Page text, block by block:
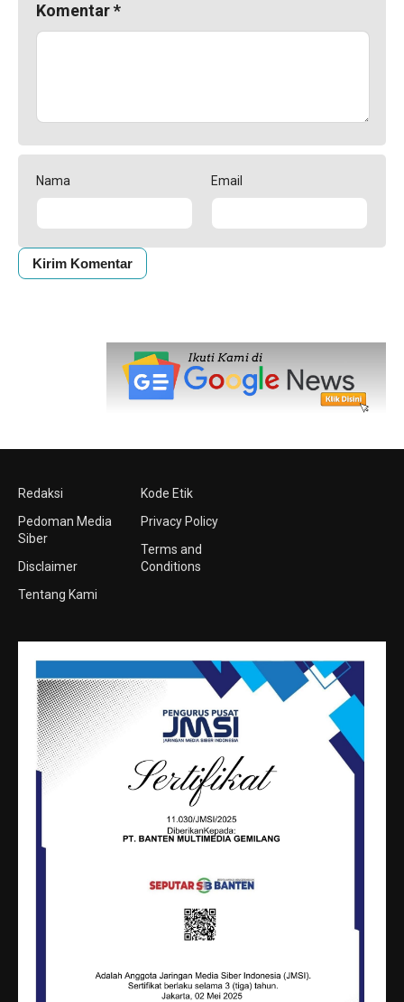
Komentar*
Nama Email
Redaksi
Pedoman Media
Siber
Disclaimer
Tentang Kami
Kode Etik
Privacy Policy
Terms and
Conditions